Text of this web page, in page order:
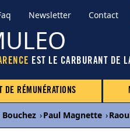
Newsletter Contact
EST LE CARBURANT DE
DE RÉMUNÉRATIONS
›Paul Magnette ›